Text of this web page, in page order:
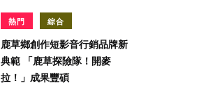
熱門 綜合
鹿草鄉創作短影音行銷品牌新
典範 「鹿草探險隊！開麥
拉！」成果豐碩